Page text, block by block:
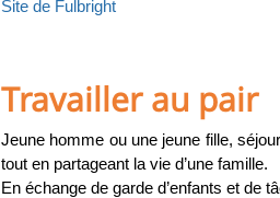
Site de Fulbright
Travailler au pair
Jeune homme ou une jeune fille,
tout en partageant la vie d’une famille.
En échange de garde d’enfants et de